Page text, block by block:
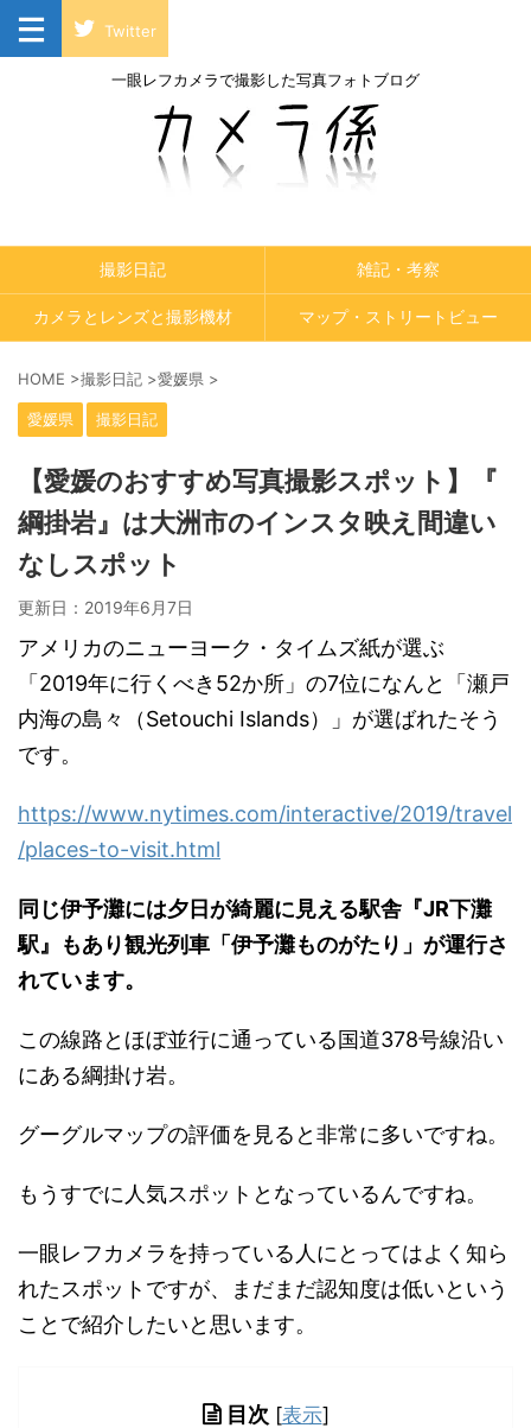
Twitter
一眼レフカメラで撮影した写真フォトブログ
撮影日記 雑記・考察
カメラとレンズと撮影機材 マップ・ストリートビュー
HOME >撮影日記 >愛媛県 >
愛媛県 撮影日記
【愛媛のおすすめ写真撮影スポット】『
綱掛岩』は大洲市のインスタ映え間違い
なしスポット
更新日： 2019年6月7日
アメリカのニューヨーク・タイムズ紙が選ぶ
「2019年に行くべき52か所」の7位になんと「瀬戸
内海の島々（Setouchi Islands）」が選ばれたそう
です。
https://www.nytimes.com/interactive/2019/travel
/places-to-visit.html
同じ伊予灘には夕日が綺麗に見える駅舎『JR下灘
駅』もあり観光列車「伊予灘ものがたり」が運行さ
れています。
この線路とほぼ並行に通っている国道378号線沿い
にある綱掛け岩。
グーグルマップの評価を見ると非常に多いですね。
もうすでに人気スポットとなっているんですね。
一眼レフカメラを持っている人にとってはよく知ら
れたスポットですが、まだまだ認知度は低いという
ことで紹介したいと思います。
目次 [表示]